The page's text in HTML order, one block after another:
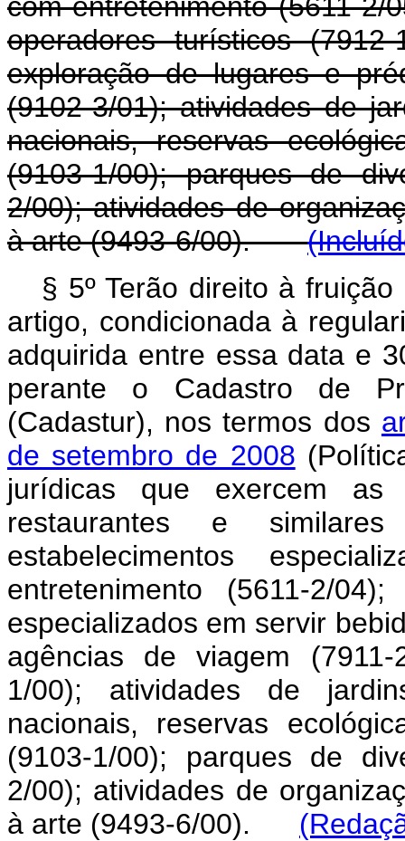
operadores turísticos
exploração de lugares e
(9102-3/01); atividades de
nacionais, reservas
(9103-1/00); parques de
2/00); atividades de
à arte (9493-6/00).
§ 5º Terão direito à
artigo, condicionada à
adquirida entre essa data e
perante o Cadastro de
(Cadastur), nos termos dos
de setembro de 2008
jurídicas que exercem as
restaurantes e
estabelecimentos
entretenimento (5611-2/
especializados em servir
agências de viagem
1/00); atividades de
nacionais, reservas
(9103-1/00); parques de
2/00); atividades de
à arte (9493-6/00).